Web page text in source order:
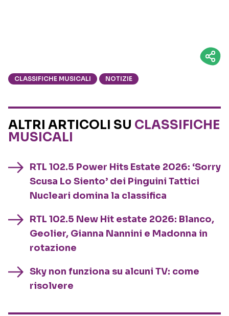
CLASSIFICHE MUSICALI NOTIZIE
ALTRI ARTICOLI SU CLASSIFICHE
MUSICALI
RTL 102.5 Power Hits Estate 2026: ‘Sorry
Scusa Lo Siento’ dei Pinguini Tattici
Nucleari domina la classifica
RTL 102.5 New Hit estate 2026: Blanco,
Geolier, Gianna Nannini e Madonna in
rotazione
Sky non funziona su alcuni TV: come
risolvere